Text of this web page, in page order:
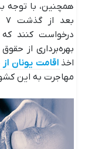
همچنین، با توجه
درخواست کنند
بهره‌برداری از
اخذ اقامت یونان
مهاجرت به این